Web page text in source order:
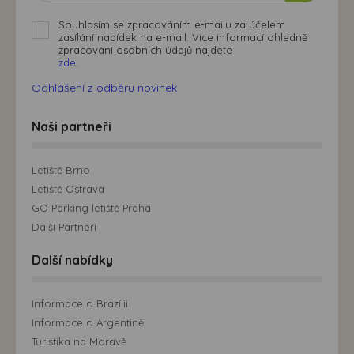
Souhlasím se zpracováním e-mailu za účelem
zasílání nabídek na e-mail. Více informací ohledně
zpracování osobních údajů najdete
zde.
Odhlášení z odběru novinek
Naši partneři
Letiště Brno
Letiště Ostrava
GO Parking letiště Praha
Další Partneři
Další nabídky
Informace o Brazílii
Informace o Argentině
Turistika na Moravě
přizpůsobených Vašim zájmům.